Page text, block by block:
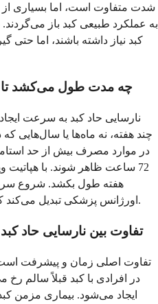
شدت متفاوت است، اما بسیاری از
به عملکرد طبیعی کبد باز
کبد نیاز داشته باشند، اما حتی
چه مدت طول می‌کشد تا
نارسایی حاد کبد به سرعت
چند هفته، نه ماه‌ها یا سال‌هایی
72 ساعت ظاهر شوند. با
هفته طول بکشد. شروع
اورژانس پزشکی تبدیل می‌کند که نیاز به توجه و درمان فوری دارد.
تفاوت بین نارسایی حاد
تفاوت اصلی زمان و پیشرفت است.
در افرادی با کبد قبلاً سالم
ایجاد می‌شود. بیماری مزمن